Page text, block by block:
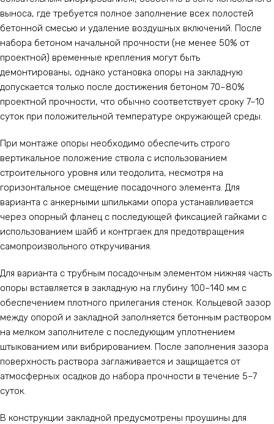
выноса, где требуется полное заполнение всех полостей
бетонной смесью и удаление воздушных включений. После
набора бетоном начальной прочности (не менее 50% от
проектной) временные крепления могут быть
демонтированы, однако установка опоры на закладную
допускается только после достижения бетоном 70–80%
проектной прочности, что обычно соответствует сроку 7–10
суток при положительной температуре окружающей среды.
При монтаже опоры необходимо обеспечить строго
вертикальное положение ствола с использованием
строительного уровня или теодолита, несмотря на
горизонтальное смещение посадочного элемента. Для
варианта с анкерными шпильками опора устанавливается
через опорный фланец с последующей фиксацией гайками с
использованием шайб и контргаек для предотвращения
самопроизвольного откручивания.
Для варианта с трубным посадочным элементом нижняя часть
опоры вставляется в закладную на глубину 100–140 мм с
обеспечением плотного прилегания стенок. Кольцевой зазор
между опорой и закладной заполняется бетонным раствором
на мелком заполнителе с последующим уплотнением
штыкованием или вибрированием. После заполнения зазора
поверхность раствора заглаживается и защищается от
атмосферных осадков до набора прочности в течение 5–7
суток.
В конструкции закладной предусмотрены проушины для